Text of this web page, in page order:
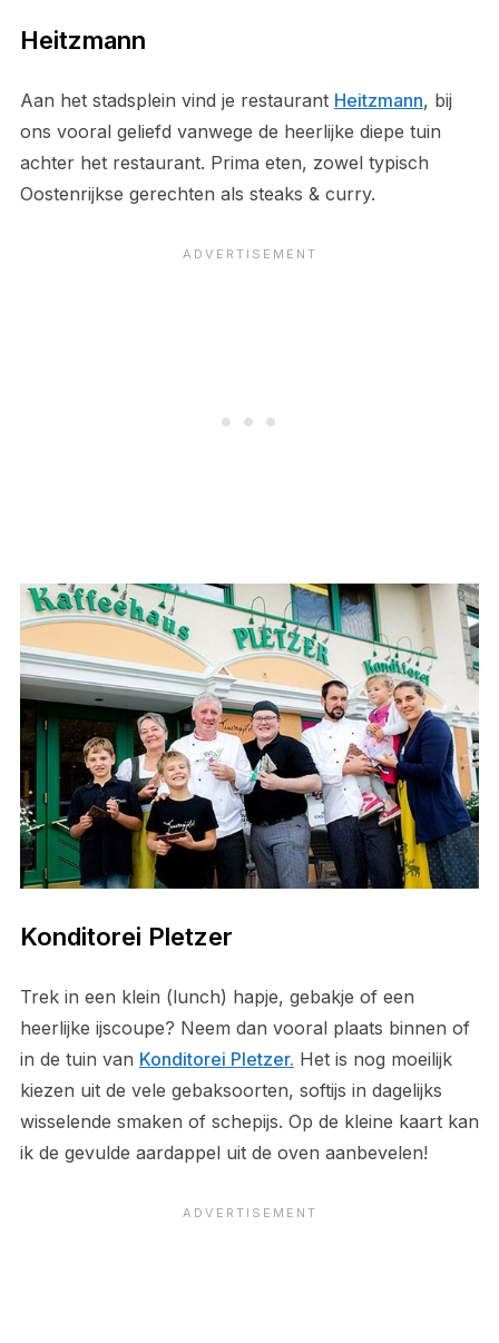
Heitzmann
Aan het stadsplein vind je restaurant Heitzmann, bij
ons vooral geliefd vanwege de heerlijke diepe tuin
achter het restaurant. Prima eten, zowel typisch
Oostenrijkse gerechten als steaks & curry.
Konditorei Pletzer
Trek in een klein (lunch) hapje, gebakje of een
heerlijke ijscoupe? Neem dan vooral plaats binnen of
in de tuin van Konditorei Pletzer. Het is nog moeilijk
kiezen uit de vele gebaksoorten, softijs in dagelijks
wisselende smaken of schepijs. Op de kleine kaart kan
ik de gevulde aardappel uit de oven aanbevelen!